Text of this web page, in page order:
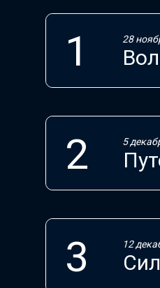
28
5
12